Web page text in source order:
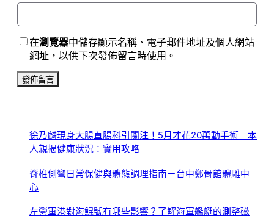
在瀏覽器中儲存顯示名稱、電子郵件地址及個人網站
網址，以供下次發佈留言時使用。
徐乃麟現身大腸直腸科引關注！5月才花20萬動手術 本
人親揭健康狀況：實用攻略
脊椎側彎日常保健與體態調理指南－台中鄭骨館體雕中
心
左營軍港對海鯤號有哪些影響？了解海軍艦艇的測整磁